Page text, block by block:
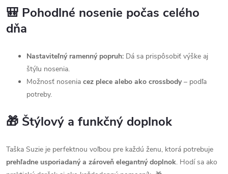
🎒 Pohodlné nosenie počas celého
dňa
Nastaviteľný ramenný popruh: Dá sa prispôsobiť výške aj
štýlu nosenia.
Možnosť nosenia cez plece alebo ako crossbody– podľa
potreby.
🎁 Štýlový a funkčný doplnok
Taška Suzie je perfektnou voľbou pre každú ženu, ktorá potrebuje
prehľadne usporiadaný a zároveň elegantný doplnok. Hodí sa ako